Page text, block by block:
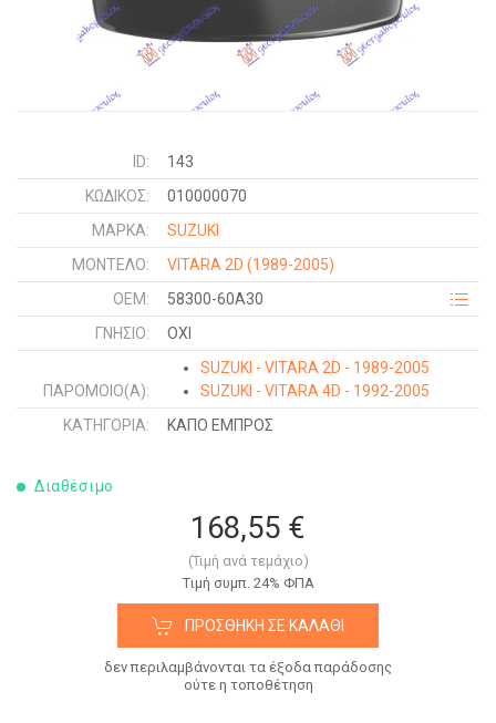
ID:
143
ΚΩΔΙΚΌΣ:
010000070
ΜΑΡΚΑ:
SUZUKI
ΜΟΝΤΕΛΟ:
VITARA 2D (1989-2005)
OEM:
58300-60A30
ΓΝΉΣΙΟ:
ΟΧΙ
ΠΑΡΌΜΟΙΟ(Α):
SUZUKI - VITARA 2D - 1989-2005
SUZUKI - VITARA 4D - 1992-2005
ΚΑΤΗΓΟΡΊΑ:
ΚΑΠΟ ΕΜΠΡΟΣ
Διαθέσιμο
168,55 €
(Τιμή ανά τεμάχιο)
Tιμή συμπ. 24% ΦΠΑ
ΠΡΟΣΘΉΚΗ ΣΕ ΚΑΛΆΘΙ
δεν περιλαμβάνονται τα έξοδα παράδοσης
ούτε η τοποθέτηση